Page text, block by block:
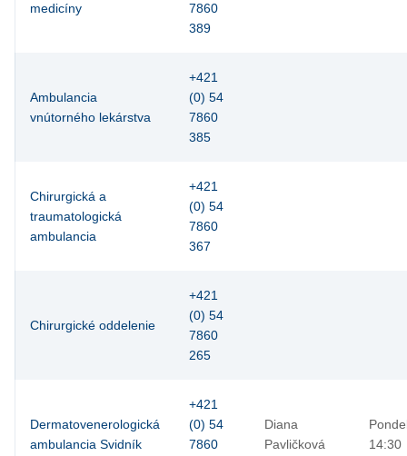
medicíny
7860
389
Ambulancia
vnútorného lekárstva
+421
(0) 54
7860
385
Chirurgická a
traumatologická
ambulancia
+421
(0) 54
7860
367
Chirurgické oddelenie
+421
(0) 54
7860
265
Dermatovenerologická
ambulancia Svidník
+421
(0) 54
7860
Diana
Pavličková
14:30